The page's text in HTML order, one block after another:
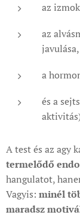
az
az
javulása,
a
és a
A test és az agy
termelődő
hangulatot,
Vagyis: minél
maradsz